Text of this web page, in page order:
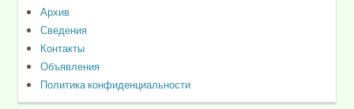
Архив
Сведения
Контакты
Объявления
Политика конфиденциальности